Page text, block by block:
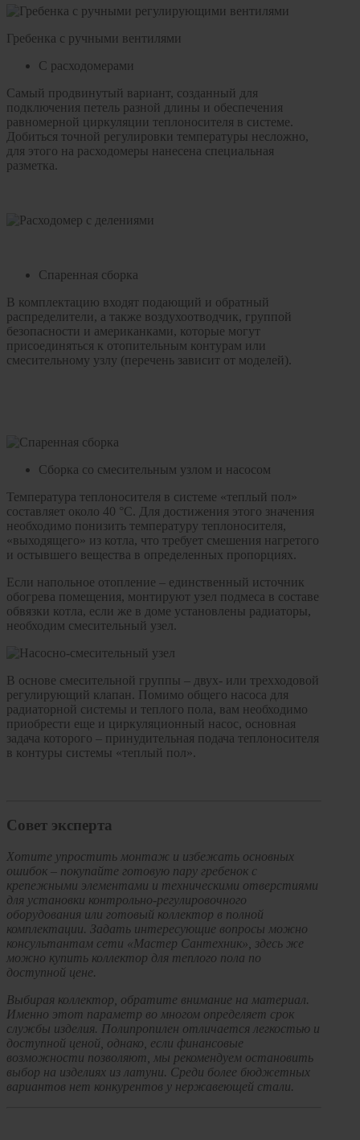
Гребенка с ручными вентилями
С расходомерами
Самый продвинутый вариант, созданный для
подключения петель разной длины и обеспечения
равномерной циркуляции теплоносителя в системе.
Добиться точной регулировки температуры несложно,
для этого на расходомеры нанесена специальная
разметка.
Спаренная сборка
В комплектацию входят подающий и обратный
распределители, а также воздухоотводчик, группой
безопасности и американками, которые могут
присоединяться к отопительным контурам или
смесительному узлу (перечень зависит от моделей).
Сборка со смесительным узлом и насосом
Температура теплоносителя в системе «теплый пол»
составляет около 40 °С. Для достижения этого значения
необходимо понизить температуру теплоносителя,
«выходящего» из котла, что требует смешения нагретого
и остывшего вещества в определенных пропорциях.
Если напольное отопление – единственный источник
обогрева помещения, монтируют узел подмеса в составе
обвязки котла, если же в доме установлены радиаторы,
необходим смесительный узел.
В основе смесительной группы – двух- или трехходовой
регулирующий клапан. Помимо общего насоса для
радиаторной системы и теплого пола, вам необходимо
приобрести еще и циркуляционный насос, основная
задача которого – принудительная подача теплоносителя
в контуры системы «теплый пол».
Совет эксперта
Хотите упростить монтаж и избежать основных
ошибок – покупайте готовую пару гребенок с
крепежными элементами и техническими отверстиями
для установки контрольно-регулировочного
оборудования или готовый коллектор в полной
комплектации. Задать интересующие вопросы можно
консультантам сети «Мастер Сантехник», здесь же
можно купить коллектор для теплого пола по
доступной цене.
Выбирая коллектор, обратите внимание на материал.
Именно этот параметр во многом определяет срок
службы изделия. Полипропилен отличается легкостью и
доступной ценой, однако, если финансовые
возможности позволяют, мы рекомендуем остановить
выбор на изделиях из латуни. Среди более бюджетных
вариантов нет конкурентов у нержавеющей стали.